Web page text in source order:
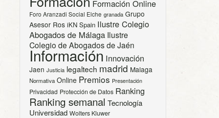
Formación Online
Foro Aranzadi Social Elche granada Grupo
Asesor Ros iKN Spain Ilustre Colegio
Abogados de Málaga Ilustre
Colegio de Abogados de Jaén
Información Innovación
Jaen Justicia legaltech madrid Malaga
Normativa Online Premios Presentación
Privacidad Protección de Datos Ranking
Ranking semanal Tecnología
Universidad Wolters Kluwer